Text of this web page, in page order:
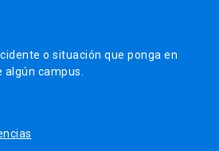
o situación que ponga en
algún campus.